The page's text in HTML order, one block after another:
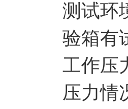
测试环
验箱有
工作压
压力情